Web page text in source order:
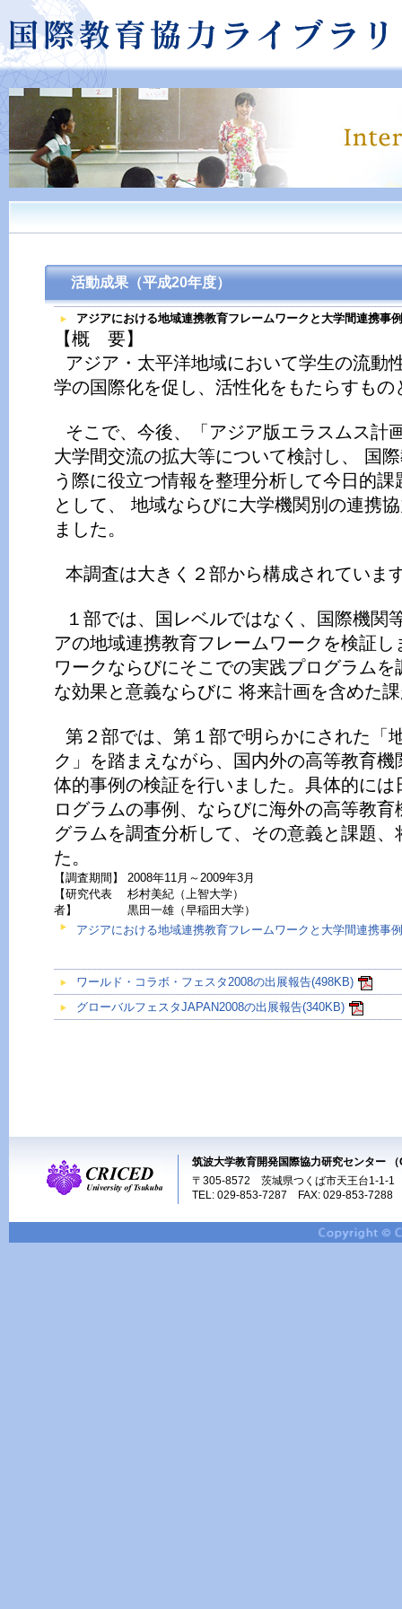
活動成果（平成20年度）
アジアにおける地域連携教育フレームワークと大学間連携事
【概 要】
アジア・太平洋地域において学生の流動
学の国際化を促し、活性化をもたらすもの
そこで、今後、「アジア版エラスムス計
大学間交流の拡大等について検討し、 国
う際に役立つ情報を整理分析して今日的
として、 地域ならびに大学機関別の連携
ました。
本調査は大きく２部から構成されていま
１部では、国レベルではなく、国際機関
アの地域連携教育フレームワークを検証
ワークならびにそこでの実践プログラム
な効果と意義ならびに 将来計画を含めた
第２部では、第１部で明らかにされた「
ク」を踏まえながら、国内外の高等教育
体的事例の検証を行いました。具体的に
ログラムの事例、ならびに海外の高等教
グラムを調査分析して、その意義と課題
た。
【調査期間】
2008年11月～2009年3月
【研究代表
者】
杉村美紀（上智大学）
黒田一雄（早稲田大学）
アジアにおける地域連携教育フレームワークと大学間連携事
ワールド・コラボ・フェスタ2008の出展報告(498KB)
グローバルフェスタJAPAN2008の出展報告(340KB)
筑波大学教育開発国際協力研究センター
〒305-8572 茨城県つくば市天王台1-1-1
TEL: 029-853-7287 FAX: 029-853-